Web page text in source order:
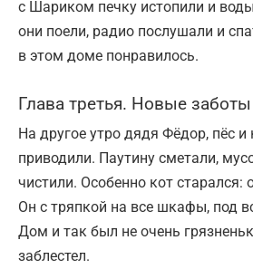
с Шариком печку истопили и
они поели, радио послушали и
в этом доме понравилось.
Глава третья. Новые заботы
На другое утро дядя Фёдор, пёс
приводили. Паутину сметали,
чистили. Особенно кот старался:
Он с тряпкой на все шкафы, под
Дом и так был не очень
заблестел.